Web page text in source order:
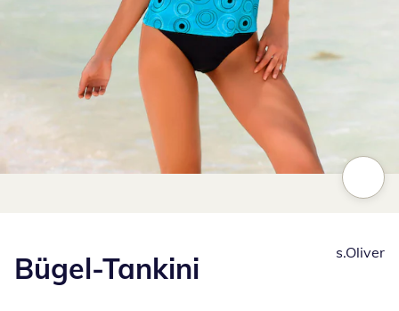
Bügel-Tankini s.Oliver